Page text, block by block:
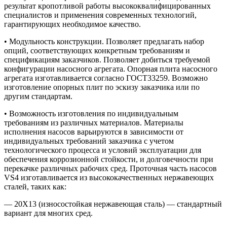
результат кропотливой работы высококвалифицированных
специалистов и применения современных технологий,
гарантирующих необходимое качество.
• Модульность конструкции. Позволяет предлагать набор
опций, соответствующих конкретным требованиям и
спецификациям заказчиков. Позволяет добиться требуемой
конфигурации насосного агрегата. Опорная плита насосного
агрегата изготавливается согласно ГОСТ33259. Возможно
изготовление опорных плит по эскизу заказчика или по
другим стандартам.
• Возможность изготовления по индивидуальным
требованиям из различных материалов. Материалы
исполнения насосов варьируются в зависимости от
индивидуальных требований заказчика с учетом
технологического процесса и условий эксплуатации для
обеспечения коррозионной стойкости, и долговечности при
перекачке различных рабочих сред. Проточная часть насосов
VS4 изготавливается из высококачественных нержавеющих
сталей, таких как:
— 20Х13 (износостойкая нержавеющая сталь) — стандартный
вариант для многих сред.